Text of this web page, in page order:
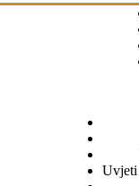
Uvjeti